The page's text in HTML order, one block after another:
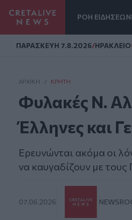
ΡΟΗ ΕΙΔΗΣΕΩΝ
ΠΑΡΑΣΚΕΥΗ 7.8.2026/ΗΡΑΚΛΕΙΟ
ΑΡΧΙΚΗ / ΚΡΉΤΗ
Φυλακές Ν.
Έλληνες και
Ερευνώνται ακόμα οι
να καυγαδίζουν με
07.06.2026